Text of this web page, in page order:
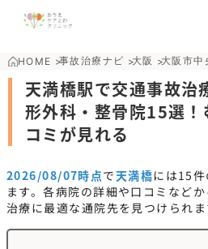
HOME >事故治療ナビ >大阪 >大阪市中
天満橋駅で交通事故治
形外科・整骨院15選！
コミが見れる
2026/08/07時点で天満橋には15
ます。各病院の詳細や口コミなど
治療に最適な通院先を見つけられま